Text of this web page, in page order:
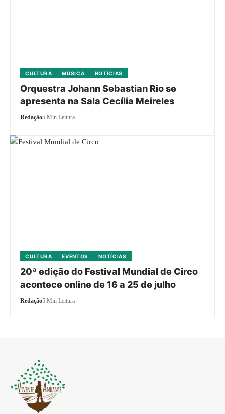
CULTURA MÚSICA NOTÍCIAS
Orquestra Johann Sebastian Rio se
apresenta na Sala Cecília Meireles
Redação5 Min Leitura
CULTURA EVENTOS NOTÍCIAS
20ª edição do Festival Mundial de Circo
acontece online de 16 a 25 de julho
Redação5 Min Leitura